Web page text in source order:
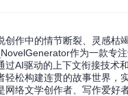
创作中的情节断裂、灵感枯
作为一款专
过AI驱动的上下文衔接技术
轻松构建连贯的故事世界，
网络文学创作者、写作爱好